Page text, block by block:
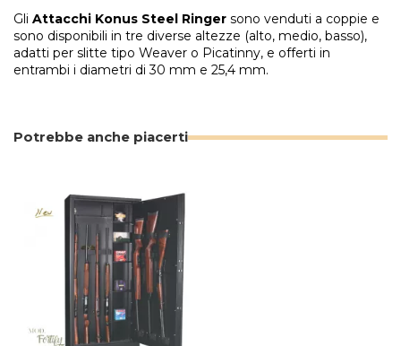
Gli Attacchi Konus Steel Ringer sono venduti a coppie e
sono disponibili in tre diverse altezze (alto, medio, basso),
adatti per slitte tipo Weaver o Picatinny, e offerti in
entrambi i diametri di 30 mm e 25,4 mm.
Potrebbe anche piacerti